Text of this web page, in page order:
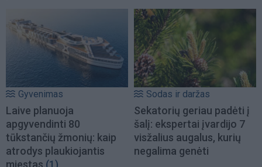
Gyvenimas
Laive planuoja
apgyvendinti 80
tūkstančių žmonių: kaip
atrodys plaukiojantis
miestas (1)
Sodas ir daržas
Sekatorių geriau padėti į
šalį: ekspertai įvardijo 7
visžalius augalus, kurių
negalima genėti